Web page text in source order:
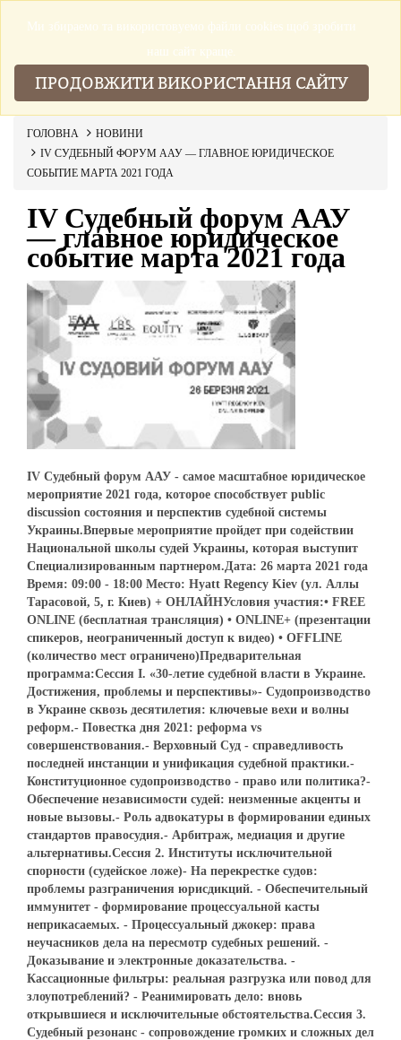
ГОЛОВНА
НОВИНИ
IV СУДЕБНЫЙ ФОРУМ ААУ — ГЛАВНОЕ ЮРИДИЧЕСКОЕ
СОБЫТИЕ МАРТА 2021 ГОДА
IV Судебный форум ААУ
— главное юридическое
событие марта 2021 года
IV Судебный форум ААУ - самое масштабное юридическое
мероприятие 2021 года, которое способствует public
discussion состояния и перспектив судебной системы
Украины.Впервые мероприятие пройдет при содействии
Национальной школы судей Украины, которая выступит
Специализированным партнером.Дата: 26 марта 2021 года
Время: 09:00 - 18:00 Место: Hyatt Regency Kiev (ул. Аллы
Тарасовой, 5, г. Киев) + ОНЛАЙНУсловия участия:• FREE
ONLINE (бесплатная трансляция) • ONLINE+ (презентации
спикеров, неограниченный доступ к видео) • OFFLINE
(количество мест ограничено)Предварительная
программа:Сессия I. «30-летие судебной власти в Украине.
Достижения, проблемы и перспективы»- Судопроизводство
в Украине сквозь десятилетия: ключевые вехи и волны
реформ.- Повестка дня 2021: реформа vs
совершенствования.- Верховный Суд - справедливость
последней инстанции и унификация судебной практики.-
Конституционное судопроизводство - право или политика?-
Обеспечение независимости судей: неизменные акценты и
новые вызовы.- Роль адвокатуры в формировании единых
стандартов правосудия.- Арбитраж, медиация и другие
альтернативы.Сессия 2. Институты исключительной
спорности (судейское ложе)- На перекрестке судов:
проблемы разграничения юрисдикций. - Обеспечительный
иммунитет - формирование процессуальной касты
неприкасаемых. - Процессуальный джокер: права
неучасников дела на пересмотр судебных решений. -
Доказывание и электронные доказательства. -
Кассационные фильтры: реальная разгрузка или повод для
злоупотреблений? - Реанимировать дело: вновь
открывшиеся и исключительные обстоятельства.Сессия 3.
Судебный резонанс - сопровождение громких и сложных дел
Ми збираемо та використовуемо файли cookies щоб зробити
наш сайт краще.
ПРОДОВЖИТИ ВИКОРИСТАННЯ САЙТУ